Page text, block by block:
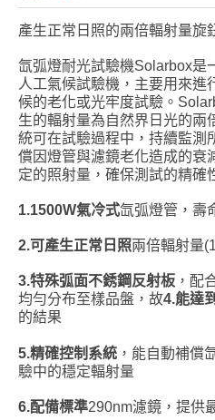
產生正常日照的兩倍輻射量旋
氙弧燈耐光試驗機Solarbox是
人工氣候試驗機，主要用來進
候的老化或光牢度試驗。
生的輻射量為自然界日光的兩
統可在試驗過程中，持續監測
償因燈管與濾鏡老化造成的衰
定的照射量，確保測試的精確
1.1500W氣冷式氙弧燈管，壽
2.可產生正常日照兩倍輻射量
3.特殊弧面不銹鋼反射板 ，配
均勻分布至樣品盤，故4.能達
的結果
5.精確控制系統 ，能自動補償
驗中的穩定輻射量
6.配備標準290nm濾鏡，提供